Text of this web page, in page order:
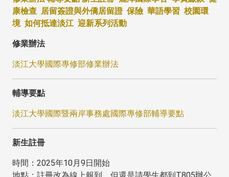
康檢查 居留簽證與外僑居留證 保險 華語學習 校園環
境 如何抵達淡江 迎新系列活動
修業辦法
淡江大學國際專修部修業辦法
輔導要點
淡江大學國際暨兩岸事務處國際專修部輔導要點
新生註冊
時間：2025年10月9日開始